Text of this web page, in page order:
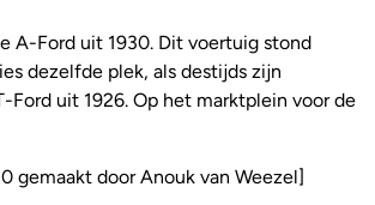
A-Ford uit 1930. Dit voertuig stond
dezelfde plek, als destijds zijn
Ford uit 1926. Op het marktplein voor de
gemaakt door Anouk van Weezel]